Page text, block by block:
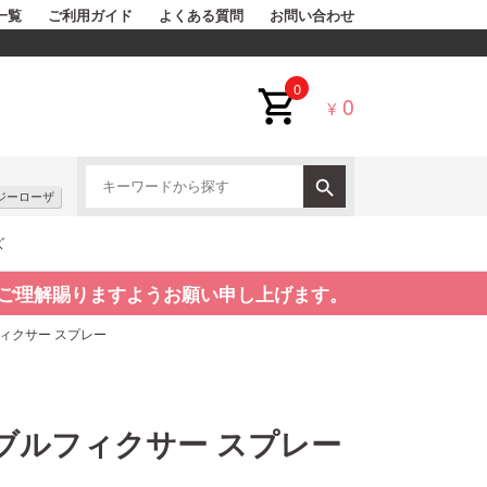
覧 ご利用ガイド よくある質問 お問い合わせ
0
¥ 0
ーローザ
解賜りますようお願い申し上げます。
クサー スプレー
フィクサー スプレー